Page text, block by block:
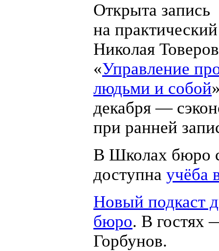
Открыта запись
на
Николая
«Управление
людьми и собой
декабря —
при ранней
В Школах бюро
доступна учёба
Новый подкаст
бюро. В гостях
Горбунов.